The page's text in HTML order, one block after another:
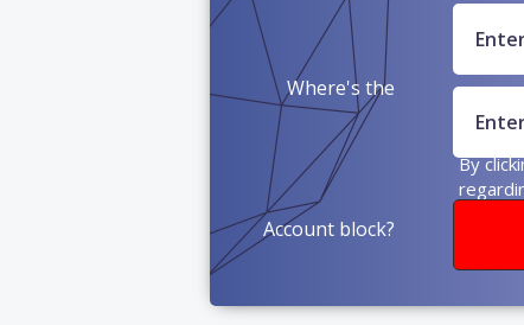
Where's the
money?
Account block?
By